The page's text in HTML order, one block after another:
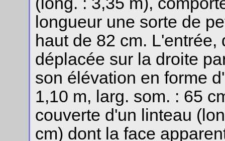
longueur une sorte de
haut de 82 cm.
déplacée sur la droite
son élévation en forme
1,10 m, larg. som. : 65
couverte d'un linteau
cm) dont la face